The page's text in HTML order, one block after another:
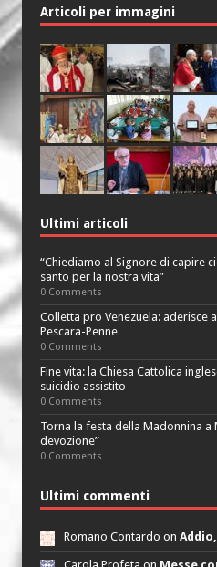
Articoli per immagini
Ultimi articoli
“Chiediamo al Signore di capire
santo per la nostra vita”
0 Comments
Colletta pro Venezuela: aderisce
Pescara-Penne
0 Comments
Fine vita: la Chiesa Cattolica
suicidio assistito
0 Comments
Torna la festa della Madonnina a
devozione”
0 Comments
Ultimi commenti
Romano Contardo on